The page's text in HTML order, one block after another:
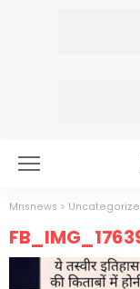
Mnsnews >